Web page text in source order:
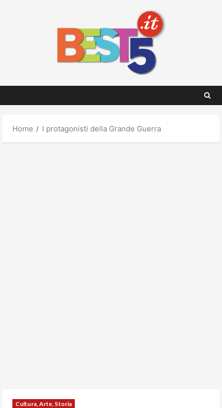
Home I protagonisti della Grande Guerra
Cultura, Arte, Storia